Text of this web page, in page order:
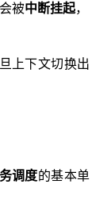
被中断挂起，
上下文切换出
调度的基本单